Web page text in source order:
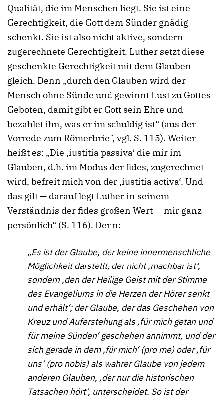
Qualität, die im Menschen liegt. Sie ist eine
Gerechtigkeit, die Gott dem Sünder gnädig
schenkt. Sie ist also nicht aktive, sondern
zugerechnete Gerechtigkeit. Luther setzt diese
geschenkte Gerechtigkeit mit dem Glauben
gleich. Denn „durch den Glauben wird der
Mensch ohne Sünde und gewinnt Lust zu Gottes
Geboten, damit gibt er Gott sein Ehre und
bezahlet ihn, was er im schuldig ist“ (aus der
Vorrede zum Römerbrief, vgl. S. 115). Weiter
heißt es: „Die ‚iustitia passiva‘ die mir im
Glauben, d.h. im Modus der fides, zugerechnet
wird, befreit mich von der ‚iustitia activa‘. Und
das gilt — darauf legt Luther in seinem
Verständnis der fides großen Wert — mir ganz
persönlich“ (S. 116). Denn:
„Es ist der Glaube, der keine innermenschliche
Möglichkeit darstellt, der nicht ‚machbar ist‘,
sondern ‚den der Heilige Geist mit der Stimme
des Evangeliums in die Herzen der Hörer senkt
und erhält‘; der Glaube, der das Geschehen von
Kreuz und Auferstehung als ‚für mich getan und
für meine Sünden‘ geschehen annimmt, und der
sich gerade in dem ‚für mich‘ (pro me) oder ‚für
uns‘ (pro nobis) als wahrer Glaube von jedem
anderen Glauben, ‚der nur die historischen
Tatsachen hört‘, unterscheidet. So ist der